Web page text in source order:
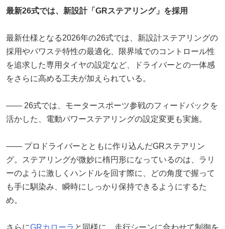
最新26式では、新設計「GRステアリング」を採用
最新仕様となる2026年の26式では、新設計ステアリングの
採用やパワステ特性の最適化、限界域でのコントロール性
を追求した専用タイヤの設定など、ドライバーとの一体感
をさらに高める工夫が加えられている。
―― 26式では、モータースポーツ参戦のフィードバックを
活かした、電動パワーステアリングの設定変更も実施。
―― プロドライバーとともに作り込んだGRステアリン
グ。ステアリングが微妙に楕円形になっているのは、ラリ
ーのように激しくハンドルを回す際に、どの角度で握って
も手に馴染み、瞬時にしっかり保持できるようにするた
め。
さらにGRカローラ と同様に、走行シーンに合わせて制御を